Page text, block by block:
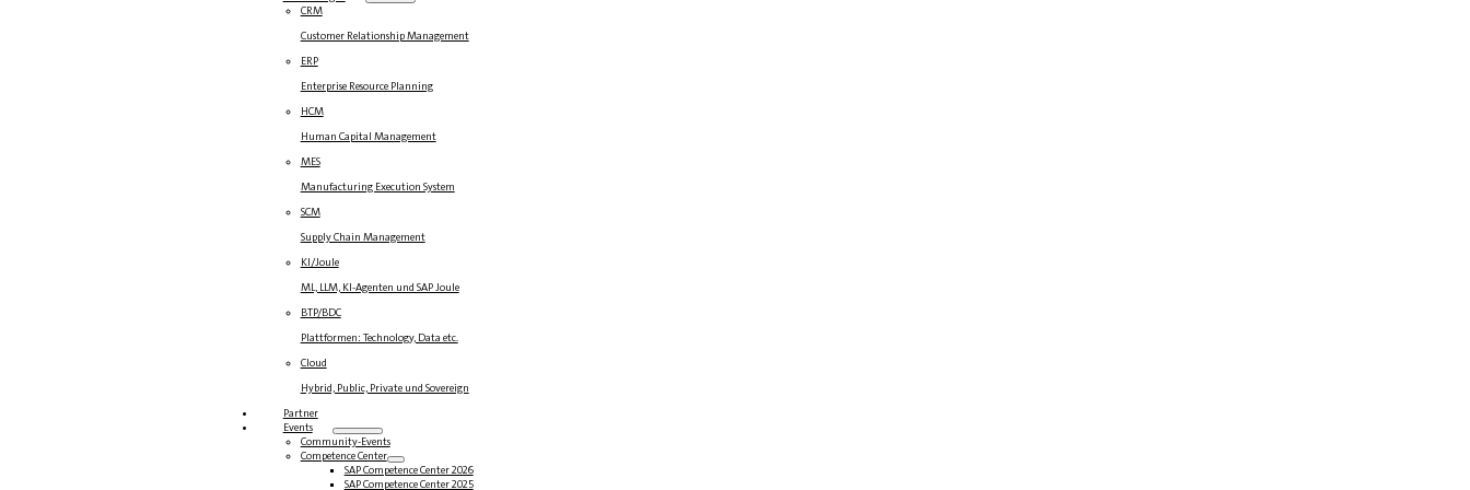
CRM
Customer Relationship Management
ERP
Enterprise Resource Planning
HCM
Human Capital Management
MES
Manufacturing Execution System
SCM
Supply Chain Management
KI/Joule
ML, LLM, KI-Agenten und SAP Joule
BTP/BDC
Plattformen: Technology, Data etc.
Cloud
Hybrid, Public, Private und Sovereign
Partner
Events
Community-Events
Competence Center
SAP Competence Center 2026
SAP Competence Center 2025